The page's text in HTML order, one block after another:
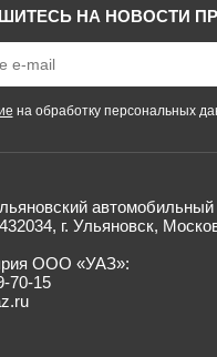
НА НОВОСТИ
на обработку персональных
автомобильный
г. Ульяновск,
ООО «УАЗ»:
70-15